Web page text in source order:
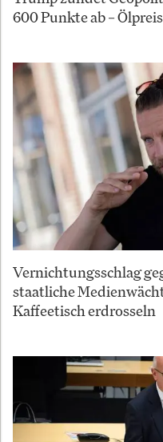
600 Punkte ab –
Vernichtungsschlag
staatliche
Kaffeetisch erdrosseln